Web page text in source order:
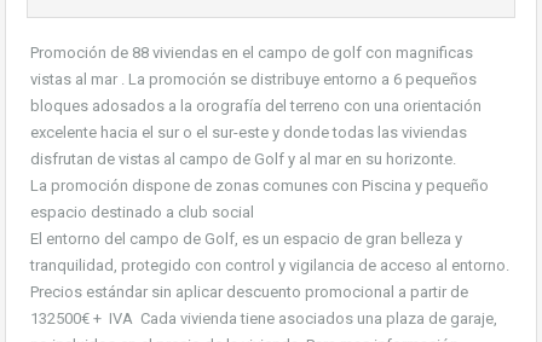
Promoción de 88 viviendas en el campo de golf con magnificas
vistas al mar . La promoción se distribuye entorno a 6 pequeños
bloques adosados a la orografía del terreno con una orientación
excelente hacia el sur o el sur-este y donde todas las viviendas
disfrutan de vistas al campo de Golf y al mar en su horizonte.
La promoción dispone de zonas comunes con Piscina y pequeño
espacio destinado a club social
El entorno del campo de Golf, es un espacio de gran belleza y
tranquilidad, protegido con control y vigilancia de acceso al entorno.
Precios estándar sin aplicar descuento promocional a partir de
132500€ + IVA Cada vivienda tiene asociados una plaza de garaje,